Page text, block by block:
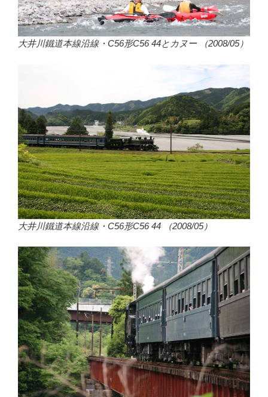
大井川鐵道本線沿線・C56形C56 44とカヌー （2008/05）
大井川鐵道本線沿線・C56形C56 44 （2008/05）